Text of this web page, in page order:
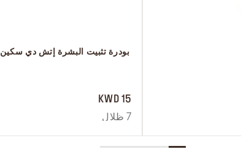
بودرة تثبيت البشرة إتش دي سكين
15 KWD
7 ظلال